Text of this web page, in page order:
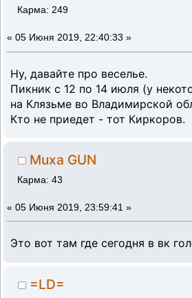
Карма: 249
« 05 Июня 2019, 22:40:33 »
Ну, давайте про веселье.
Пикник с 12 по 14 июля (у
на Клязьме во Владимирской
Кто не приедет - тот Киркоров.
Muxa GUN
Карма: 43
« 05 Июня 2019, 23:59:41 »
Это вот там где сегодня в вк
=LD=